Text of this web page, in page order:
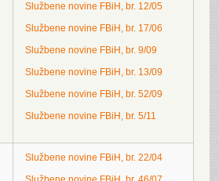
Službene novine FBiH, br. 12/05
Službene novine FBiH, br. 17/06
Službene novine FBiH, br. 9/09
Službene novine FBiH, br. 13/09
Službene novine FBiH, br. 52/09
Službene novine FBiH, br. 5/11
Službene novine FBiH, br. 22/04